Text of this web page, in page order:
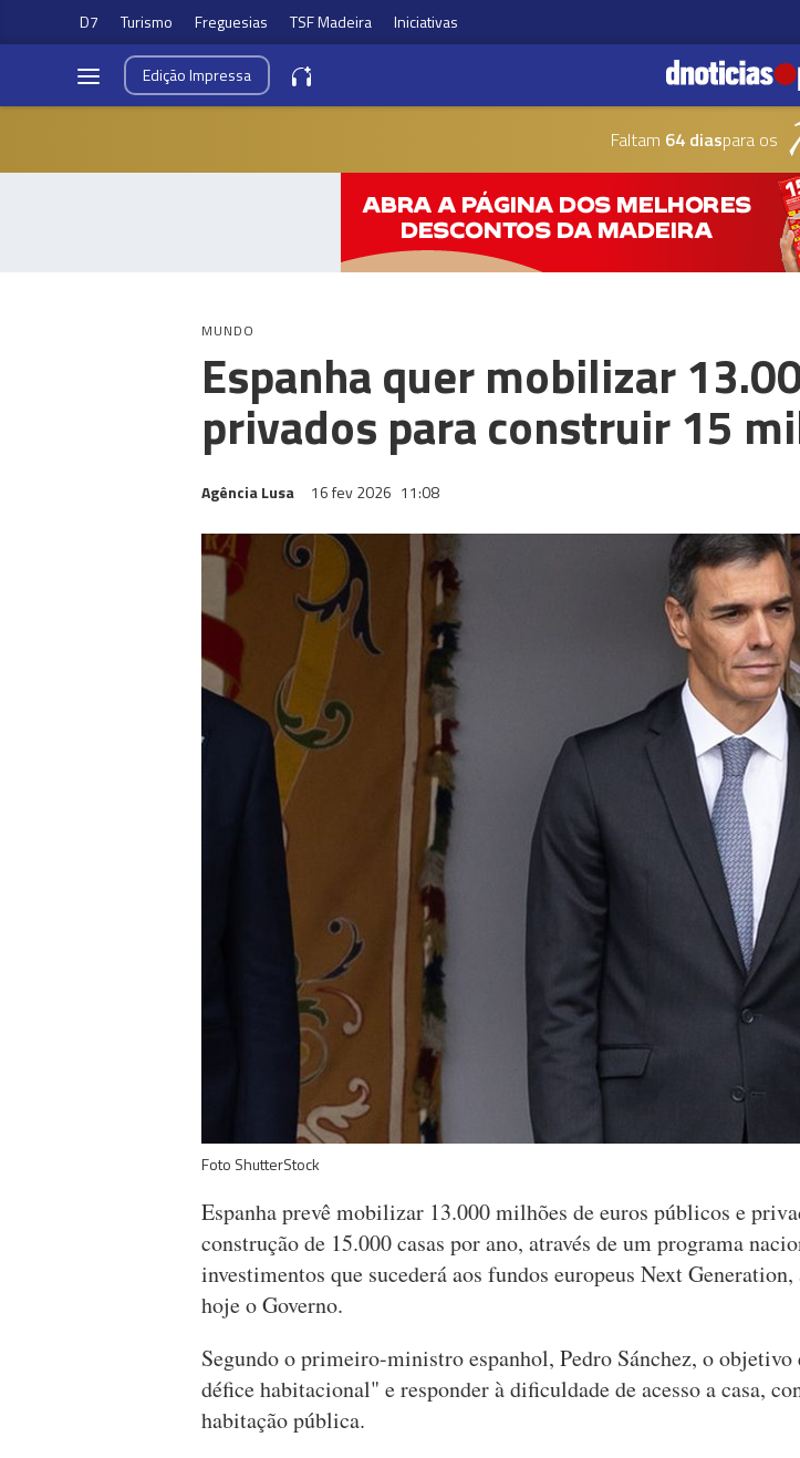
D7 Turismo Freguesias TSF Madeira Iniciativas
EdiçãoImpressa
Faltam 64 diaspara os
MUNDO
Espanha quer mobilizar
privados para construir 15
Agência Lusa 16 fev 2026 11:08
Foto ShutterStock
Espanha prevê mobilizar 13.000 milhões de euros públicos e
construção de 15.000 casas por ano, através de um programa
investimentos que sucederá aos fundos europeus Next
hoje o Governo.
Segundo o primeiro-ministro espanhol, Pedro Sánchez, o objetivo
défice habitacional" e responder à dificuldade de acesso a casa,
habitação pública.